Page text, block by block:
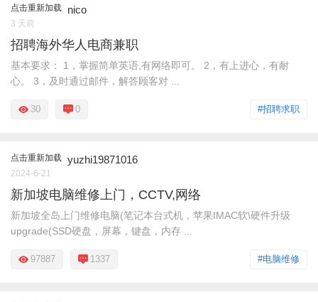
点击重新加载 nico
3 天前
招聘海外华人电商兼职
基本要求： 1，掌握简单英语,有网络即可。 2，有上进心，有耐
心。 3，及时通过邮件，解答顾客对 ...
#招聘求职
30 0
点击重新加载 yuzhi19871016
2024-6-21
新加坡电脑维修上门，CCTV,网络
新加坡全岛上门维修电脑(笔记本台式机，苹果IMAC软\硬件升级
upgrade(SSD硬盘，屏幕，键盘，内存 ...
#电脑维修
97887 1337